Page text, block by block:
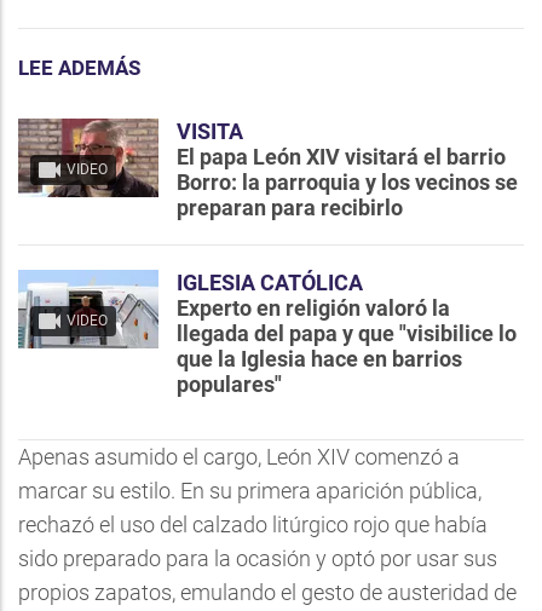
LEE ADEMÁS
VIDEO
VISITA
El papa León XIV visitará el barrio
Borro: la parroquia y los vecinos se
preparan para recibirlo
VIDEO
IGLESIA CATÓLICA
Experto en religión valoró la
llegada del papa y que "visibilice lo
que la Iglesia hace en barrios
populares"
Apenas asumido el cargo, León XIV comenzó a
marcar su estilo. En su primera aparición pública,
rechazó el uso del calzado litúrgico rojo que había
sido preparado para la ocasión y optó por usar sus
propios zapatos, emulando el gesto de austeridad de